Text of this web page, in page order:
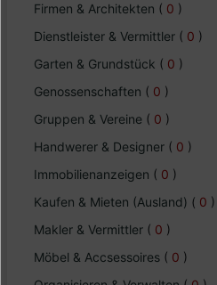
Firmen & Architekten ( 0 )
Dienstleister & Vermittler ( 0 )
Garten & Grundstück ( 0 )
Genossenschaften ( 0 )
Gruppen & Vereine ( 0 )
Handwerer & Designer ( 0 )
Immobilienanzeigen ( 0 )
Kaufen & Mieten (Ausland) ( 0 )
Makler & Vermittler ( 0 )
Möbel & Accsessoires ( 0 )